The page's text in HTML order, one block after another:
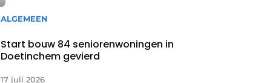
ALGEMEEN
Start bouw 84 seniorenwoningen in
Doetinchem gevierd
17 juli 2026